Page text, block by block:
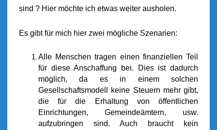
sind ? Hier möchte ich etwas weiter ausholen.
Es gibt für mich hier zwei mögliche Szenarien:
Alle Menschen tragen einen finanziellen Teil
für diese Anschaffung bei. Dies ist dadurch
möglich, da es in einem solchen
Gesellschaftsmodell keine Steuern mehr gibt,
die für die Erhaltung von öffentlichen
Einrichtungen, Gemeindeämtern, usw.
aufzubringen sind. Auch braucht kein